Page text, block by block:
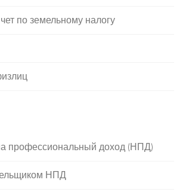
по земельному налогу
профессиональный доход (НПД)
НПД